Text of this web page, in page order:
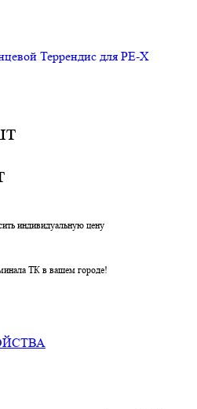
индивидуальную цену
ТК в вашем городе!